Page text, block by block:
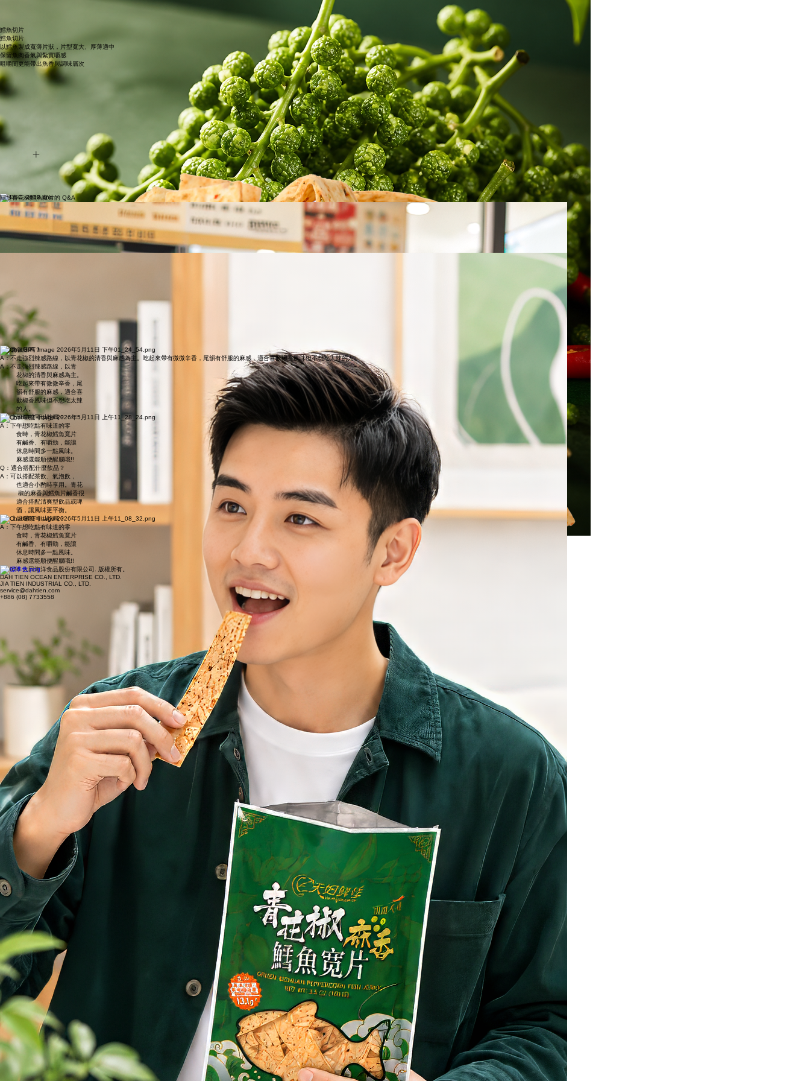
鱈魚切片
鱈魚切片
以鱈魚製成寬薄片狀，片型寬大、厚薄適中
保留魚肉香氣與紮實嚼感
咀嚼間更能帶出魚香與調味層次
青花椒鱈魚寬片
GREEN SICHUAN PEPPERCORN FISH JERKY
把海味鹹香與青花椒麻香揉進每一口
寬厚片型，嚼勁更明顯
咀嚼後青花椒的清香與微麻感慢慢展開
香氣細緻、尾韻帶麻，越嚼越有層次
表面裹上椒香調味，色澤誘人
打開就能感受到滿滿食慾
青花椒帶有清新、帶草本感、微微柑橘調 的香氣
讓整體風味更立體，不只刺激味蕾
關於青花椒鱈魚寬片的 Q&A
​Q：要到哪裡購買？
A：目前在全家便利商店就可
以買得到。下次到全家補
飲料、買點心時，也可以
順手帶 一包，試試香麻鹹
起來更有層次。
A：尾韻會有青花椒的微麻感
，但不是強烈麻到不舒服
的類型。整體偏向清爽香
麻，讓人留下風味記憶
​Q：吃完嘴巴會很麻嗎？
​Q：會很辣嗎？
A：不走強烈辣感路線，以青花椒的清香與麻感為主。吃起來帶有微微辛香，尾韻有舒服的麻感，適合喜歡椒香風味但不想吃太辣的人。
A：不走強烈辣感路線，以青
花椒的清香與麻感為主。
吃起來帶有微微辛香，尾
韻有舒服的麻感，適合喜
歡椒香風味但不想吃太辣
的人。
​Q：上班嘴饞可以吃嗎？
A：下午想吃點有味道的零
食時，青花椒鱈魚寬片
有鹹香、有嚼勁，能讓
休息時間多一點風味。
麻感還能順便醒腦哦!!
​Q：適合搭配什麼飲品？
A：可以搭配茶飲、氣泡飲，
也適合小酌時享用。青花
椒的麻香與鱈魚片鹹香很
適合搭配清爽型飲品或啤
酒，讓風味更平衡。
​Q：上班嘴饞可以吃嗎？
A：下午想吃點有味道的零
食時，青花椒鱈魚寬片
有鹹香、有嚼勁，能讓
休息時間多一點風味。
麻感還能順便醒腦哦!!
© 2026 大田海洋食品股份有限公司. 版權所有。
DAH TIEN OCEAN ENTERPRISE CO., LTD.
JIA TIEN INDUSTRIAL CO., LTD.
service@dahtien.com
+886 (08) 7733558